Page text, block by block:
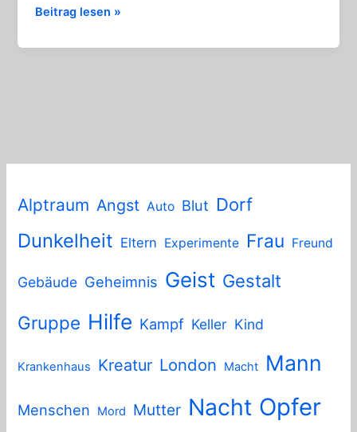
Alptraum Angst Auto Blut Dorf
Dunkelheit Eltern Experimente Frau Freund
Gebäude Geheimnis Geist Gestalt
Gruppe Hilfe Kampf Keller Kind
Krankenhaus Kreatur London Macht Mann
Menschen Mord Mutter Nacht Opfer
Die
–
Beitrag lesen »